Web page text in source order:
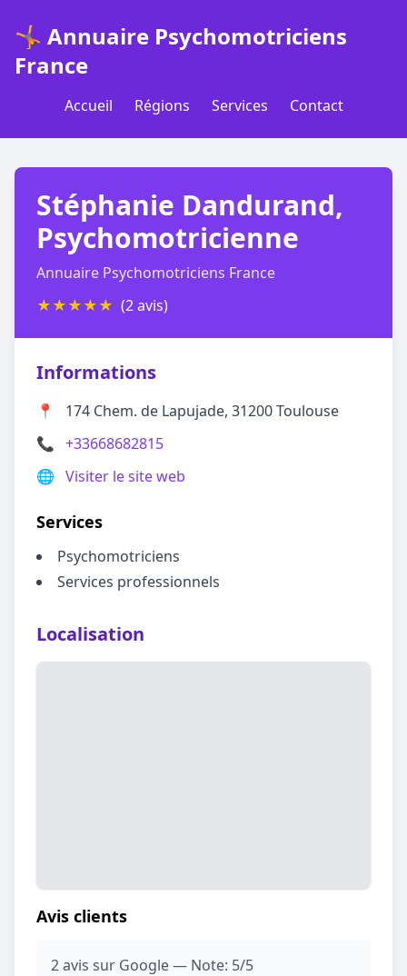
🤸 Annuaire Psychomotriciens
France
Accueil Régions Services Contact
Stéphanie Dandurand,
Psychomotricienne
Annuaire Psychomotriciens France
★★★★★ (2 avis)
Informations
📍
174 Chem. de Lapujade, 31200 Toulouse
📞 +33668682815
🌐 Visiter le site web
Services
Psychomotriciens
Services professionnels
Localisation
Avis clients
2 avis sur Google — Note: 5/5